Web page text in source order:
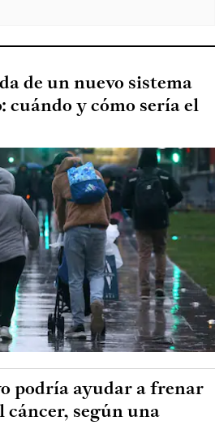
de un nuevo sistema
cuándo y cómo sería el
podría ayudar a frenar
cáncer, según una